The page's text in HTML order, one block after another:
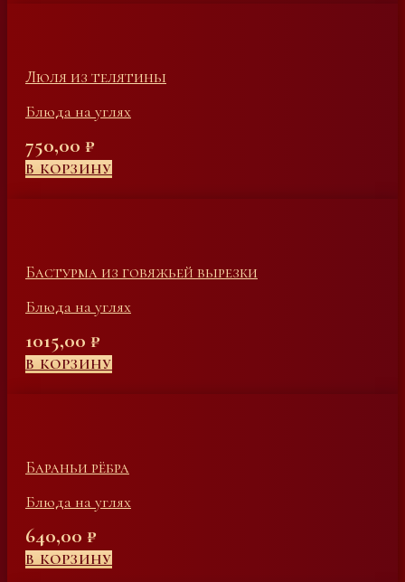
Люля из телятины
Блюда на углях
750,00 ₽
В КОРЗИНУ
Бастурма из говяжьей вырезки
Блюда на углях
1015,00 ₽
В КОРЗИНУ
Бараньи рёбра
Блюда на углях
640,00 ₽
В КОРЗИНУ